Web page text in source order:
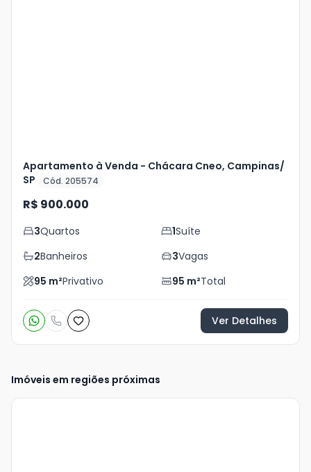
Apartamento à Venda - Chácara Cneo, Campinas/
SP
Cód. 205574
R$ 900.000
3Quartos 1Suíte
2Banheiros 3Vagas
95 m²Privativo 95 m²Total
Ver Detalhes
Imóveis em regiões próximas